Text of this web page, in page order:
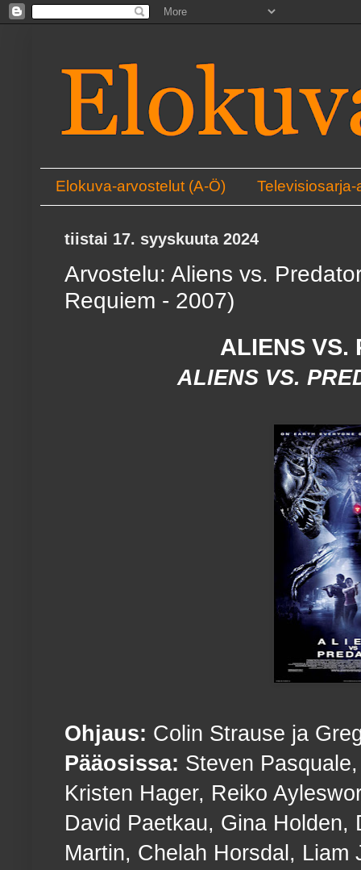
Elokuva-arvostelut (A-Ö)
tiistai 17. syyskuuta 2024
Arvostelu: Aliens vs.
Requiem - 2007)
ALIENS VS.
ALIENS VS.
Ohjaus: Colin Strause ja
Pääosissa: Steven
Kristen Hager, Reiko
David Paetkau, Gina Holden,
Martin, Chelah Horsdal,